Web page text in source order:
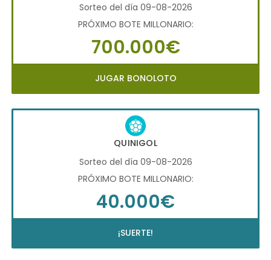
Sorteo del día 09-08-2026
PRÓXIMO BOTE MILLONARIO:
700.000€
JUGAR BONOLOTO
QUINIGOL
Sorteo del día 09-08-2026
PRÓXIMO BOTE MILLONARIO:
40.000€
¡SUERTE!